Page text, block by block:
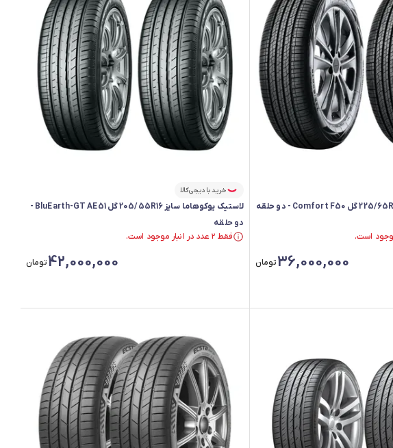
36,000,000تومان
خرید با دیجی‌کالا
لاستیک یوکوهاما سایز 205/55R16 گل BluEarth-GT AE51 -
دو حلقه
فقط ۲ عدد در انبار موجود است.
42,000,000تومان